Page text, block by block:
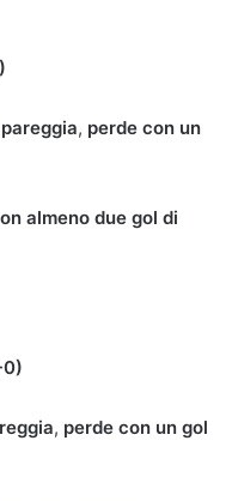
pareggia, perde con un
almeno due gol di
0)
, perde con un gol